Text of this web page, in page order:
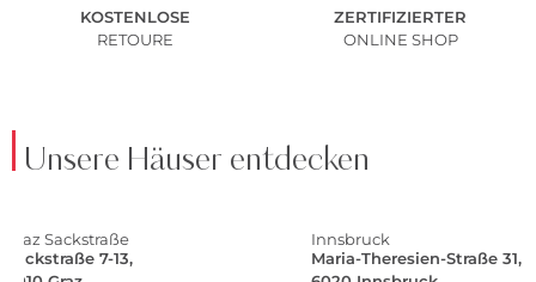
KOSTENLOSE
RETOURE
ZERTIFIZIERTER
ONLINE SHOP
Unsere Häuser entdecken
Graz Sackstraße
Sackstraße 7-13,
Innsbruck
Maria-Theresien-Straße 31,